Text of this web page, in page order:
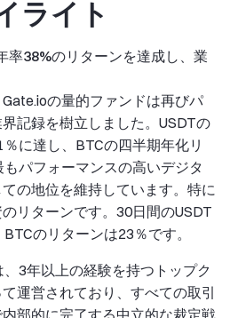
ライト
38%のリターンを達成し、業
の量的ファンドは再びパ
記録を樹立しました。USDTの
に達し、BTCの四半期年化リ
パフォーマンスの高いデジタ
の地位を維持しています。特に
リターンです。30日間のUSDT
のリターンは23％です。
3年以上の経験を持つトップク
運営されており、すべての取引